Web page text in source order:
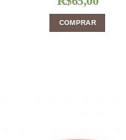
COMPRAR